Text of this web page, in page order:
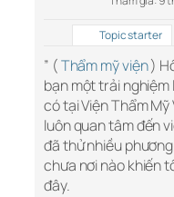
Topic starter
” (Thẩm mỹ viện)
bạn một trải
có tại Viện Thẩm
luôn quan tâm đến
đã thử nhiều
chưa nơi nào khiến
đây.